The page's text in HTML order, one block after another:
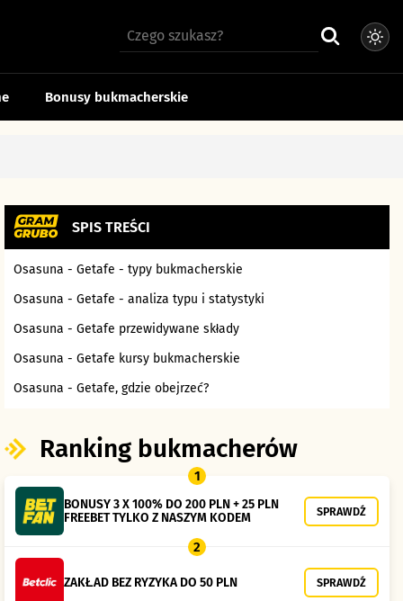
Bonusy bukmacherskie
SPIS TREŚCI
Osasuna - Getafe - typy bukmacherskie
Osasuna - Getafe - analiza typu i statystyki
Osasuna - Getafe przewidywane składy
Osasuna - Getafe kursy bukmacherskie
Osasuna - Getafe, gdzie obejrzeć?
Ranking bukmacherów
1
BONUSY 3 X 100% DO 200 PLN + 25 PLN
FREEBET TYLKO Z NASZYM KODEM
SPRAWDŹ
2
ZAKŁAD BEZ RYZYKA DO 50 PLN SPRAWDŹ